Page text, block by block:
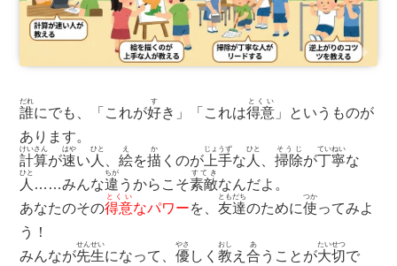
誰
だれ
にでも、「これが好
す
き」「これは得意
とくい
」というものが
あります。
計算
けいさん
が速
はや
い 人
ひと
、絵
え
を描
か
くのが 上手
じょうず
な 人
ひと
、掃除
そうじ
が丁寧
ていねい
な
人
ひと
……みんな違
ちが
うからこそ素敵
すてき
なんだよ。
あなたのその得意
とくい
なパワーを、友達
ともだち
のために使
つか
ってみよ
う！
みんなが先生
せんせい
になって、優
やさ
しく教
おし
え合
あ
うことが大切
たいせつ
で